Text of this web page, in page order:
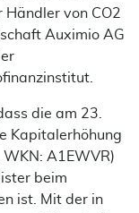
Händler von CO2
Auximio AG
die am 23.
Kapitalerhöhung
A1EWVR)
beim
ist. Mit der in